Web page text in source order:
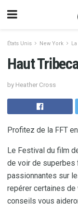
États Unis New York
Haut
by Heather Cross
Profitez de la FFT
Le Festival du film
de voir de
passionnantes sur
repérer certaines
conseils vous